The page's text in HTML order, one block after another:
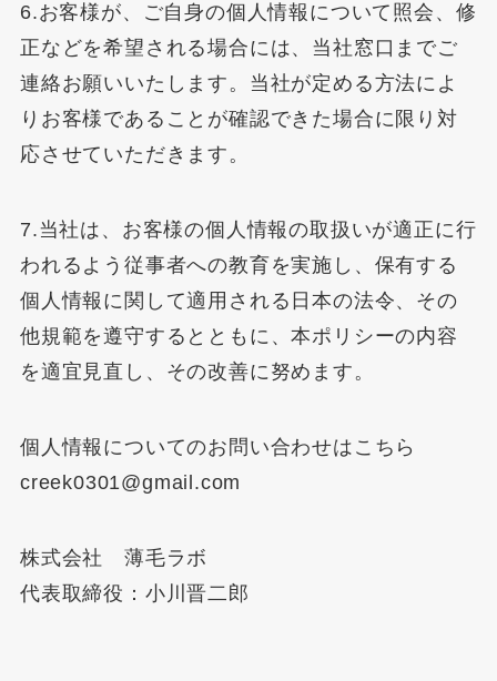
6.お客様が、ご自身の個人情報について照会、修
正などを希望される場合には、当社窓口までご
連絡お願いいたします。当社が定める方法によ
りお客様であることが確認できた場合に限り対
応させていただきます。
7.当社は、お客様の個人情報の取扱いが適正に行
われるよう従事者への教育を実施し、保有する
個人情報に関して適用される日本の法令、その
他規範を遵守するとともに、本ポリシーの内容
を適宜見直し、その改善に努めます。
個人情報についてのお問い合わせはこちら
creek0301@gmail.com
株式会社 薄毛ラボ
代表取締役：小川晋二郎